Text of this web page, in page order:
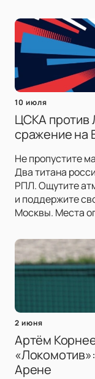
10 июля
ЦСКА против
сражение на
Не пропустите
Два титана
РПЛ. Ощутите
и поддержите
Москвы. Места
2 июня
Артём
Арене